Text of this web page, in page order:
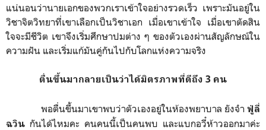
แน่นอนว่านายเอกของพวกเราเข้าใจอย่างรวดเร็ว เพราะมันอยู่ใน
วิชาจิตวิทยาที่เขาเลือกเป็นวิชาเอก เมื่อเขาเข้าใจ เมื่อเขาตัดสิน
ใจจะมีชีวิต เขาจึงเริ่มศึกษาปมต่าง ๆ ของตัวเองผ่านสัญลักษณ์ใน
ความฝัน และเริ่มแก้มันคู่กันไปกับโลกแห่งความจริง
ตื่นขึ้นมากลายเป็นว่าได้มิตรภาพที่ดีถึง 3 คน
พอตื่นขึ้นมาเขาพบว่าตัวเองอยู่ในห้องพยาบาล ยังจำ ฟู่ลี่
ฉวิน กันได้ไหมคะ คนคนนี้เป็นคนพบ และแบกอวี๋ห้าวออกมาค่ะ